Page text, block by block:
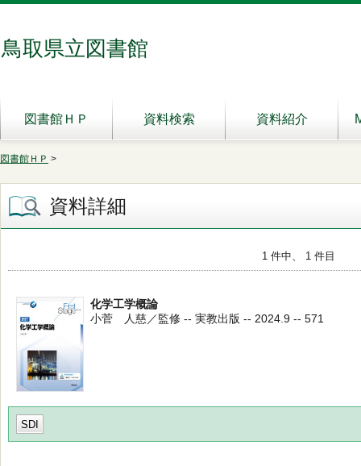
鳥取県立図書館
図書館ＨＰ 資料検索 資料紹介
図書館ＨＰ >
資料詳細
1 件中、 1 件目
化学工学概論
小菅 人慈／監修 -- 実教出版 -- 2024.9 -- 571
SDI